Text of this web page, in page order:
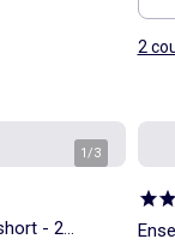
2
1/3
- 2